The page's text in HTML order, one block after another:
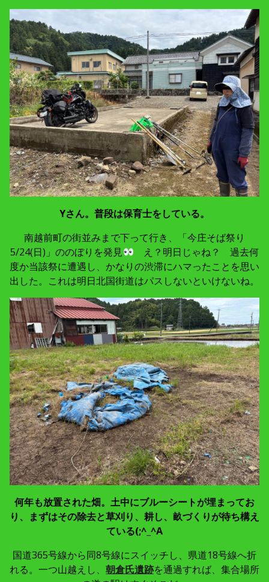
Yさん。普段は保育士をしている。
南越前町の街並みまで下って行き、「今庄そば祭り
5/24(日)」ののぼりを発見
え？明日じゃね？ 過去何
度か当該祭に遭遇し、かなりの渋滞にハマったことを思い
出した。これは明日北国街道はパスしないといけないね。
何年も放置された畑。土中にブルーシートが埋まってお
り、まずはその除去と草刈り、耕し、畝づくりが待ち構え
ている(;^_^A
国道365号線から同8号線にスイッチし、県道18号線へ折
れる。一つ山越えし、 朝倉氏遺跡を通過すれば、集合場所